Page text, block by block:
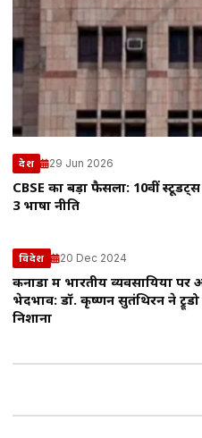
देश 29 Jun 2026
CBSE का बड़ा फैसला: 10वीं
3 भाषा नीति
विदेश 20 Dec 2024
कनाडा में भारतीय व्यवसायियों पर
भेदभाव: डॉ. कृष्णन सुतंथिरन ने
निशाना